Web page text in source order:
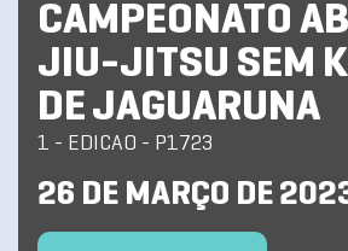
CAMPEONATO
JIU-JITSU SEM
DE JAGUARUNA
1 - EDICAO - P1723
26 DE MARÇO DE